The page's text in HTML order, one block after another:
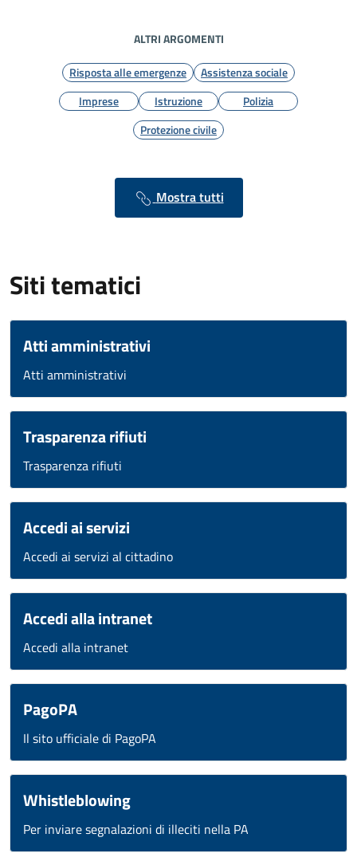
ALTRI ARGOMENTI
Risposta alle emergenze
Assistenza sociale
Imprese
Istruzione
Polizia
Protezione civile
Mostra tutti
Siti tematici
Atti amministrativi
Atti amministrativi
Trasparenza rifiuti
Trasparenza rifiuti
Accedi ai servizi
Accedi ai servizi al cittadino
Accedi alla intranet
Accedi alla intranet
PagoPA
Il sito ufficiale di PagoPA
Whistleblowing
Per inviare segnalazioni di illeciti nella PA